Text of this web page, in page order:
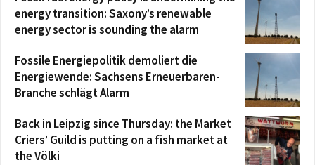
energy transition: Saxony’s renewable
energy sector is sounding the alarm
Fossile Energiepolitik demoliert die
Energiewende: Sachsens Erneuerbaren-
Branche schlägt Alarm
Back in Leipzig since Thursday: the Market
Criers’ Guild is putting on a fish market at
the Völki